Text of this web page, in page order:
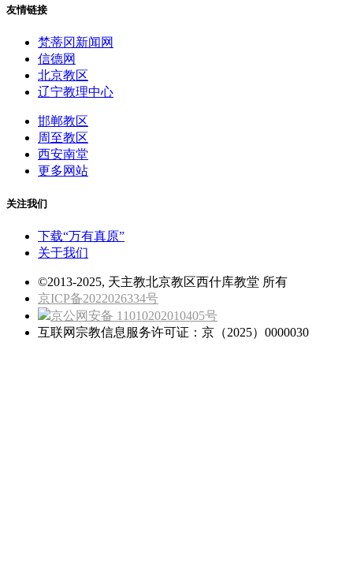
友情链接
梵蒂冈新闻网
信德网
北京教区
辽宁教理中心
邯郸教区
周至教区
西安南堂
更多网站
关注我们
下载“万有真原”
关于我们
©2013-2025, 天主教北京教区西什库教堂 所有
京ICP备2022026334号
京公网安备 11010202010405号
互联网宗教信息服务许可证：京（2025）0000030